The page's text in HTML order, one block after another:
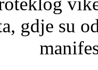
gdje su